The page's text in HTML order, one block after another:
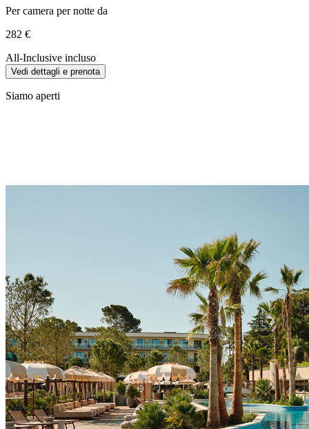
Per camera per notte da
282 €
All-Inclusive incluso
Vedi dettagli e prenota
Siamo aperti